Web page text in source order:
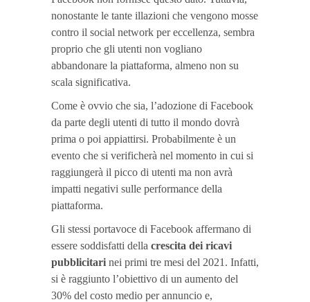
nonostante le tante illazioni che vengono mosse
contro il social network per eccellenza, sembra
proprio che gli utenti non vogliano
abbandonare la piattaforma, almeno non su
scala significativa.
Come è ovvio che sia, l’adozione di Facebook
da parte degli utenti di tutto il mondo dovrà
prima o poi appiattirsi. Probabilmente è un
evento che si verificherà nel momento in cui si
raggiungerà il picco di utenti ma non avrà
impatti negativi sulle performance della
piattaforma.
Gli stessi portavoce di Facebook affermano di
essere soddisfatti della crescita dei ricavi
pubblicitari nei primi tre mesi del 2021. Infatti,
si è raggiunto l’obiettivo di un aumento del
30% del costo medio per annuncio e,